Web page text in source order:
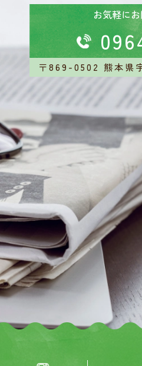
お気軽に
〒869-0502 熊本県